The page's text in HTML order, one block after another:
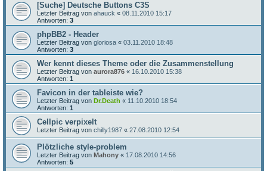
[Suche] Deutsche Buttons C3S
Letzter Beitrag von ahauck « 08.11.2010 15:17
Antworten: 3
phpBB2 - Header
Letzter Beitrag von gloriosa « 03.11.2010 18:48
Antworten: 3
Wer kennt dieses Theme oder die Zusammenstellung
Letzter Beitrag von aurora876 « 16.10.2010 15:38
Antworten: 1
Favicon in der tableiste wie?
Letzter Beitrag von Dr.Death « 11.10.2010 18:54
Antworten: 1
Cellpic verpixelt
Letzter Beitrag von chilly1987 « 27.08.2010 12:54
Plötzliche style-problem
Letzter Beitrag von Mahony « 17.08.2010 14:56
Antworten: 5